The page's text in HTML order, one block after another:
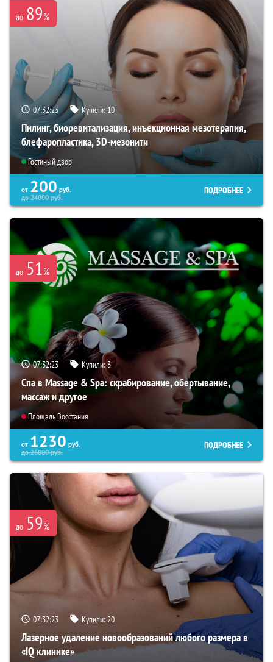
до 89%
07:32:22 Купили: 10
Пилинг, биоревитализация, инъекционная мезотерапия,
блефаропластика, 3D-мезонити
Гостиный двор
от 200 руб.
до24000руб.
ПОДРОБНЕЕ
до 51%
07:32:22 Купили:3
Спа в Massage & Spa: скрабирование, обертывание,
массаж и другое
Площадь Восстания
от 1230 руб.
до26000руб.
ПОДРОБНЕЕ
до 59%
07:32:22 Купили:20
Лазерное удаление новообразований любого размера в
«IQ клинике»